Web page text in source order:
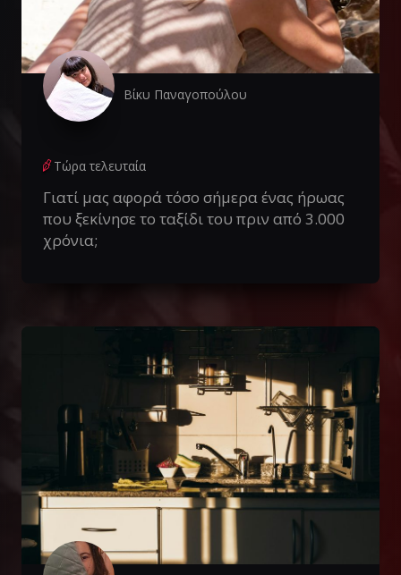
Βίκυ Παναγοπούλου
Τώρα τελευταία
Γιατί μας αφορά τόσο σήμερα ένας ήρωας
που ξεκίνησε το ταξίδι του πριν από 3.000
χρόνια;